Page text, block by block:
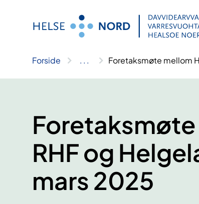
Forside .. . Foretaksmøte mellom
RHF og
mars 2025